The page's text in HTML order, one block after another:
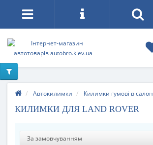
Автокилимки Килимки гумові в салон
КИЛИМКИ ДЛЯ LAND ROVER